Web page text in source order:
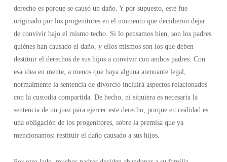
derecho es porque se causó un daño. Y por supuesto, este fue
originado por los progenitores en el momento que decidieron dejar
de convivir bajo el mismo techo. Si lo pensamos bien, son los padres
quiénes han causado el daño, y ellos mismos son los que deben
destituir el derechos de sus hijos a convivir con ambos padres. Con
esa idea en mente, a menos que haya alguna atenuante legal,
normalmente la sentencia de divorcio incluirá aspectos relacionados
con la custodia compartida. De hecho, ni siquiera es necesaria la
sentencia de un juez para ejercer este derecho, porque en realidad es
una obligación de los progenitores, sobre la premisa que ya
mencionamos: restituir el daño causado a sus hijos.